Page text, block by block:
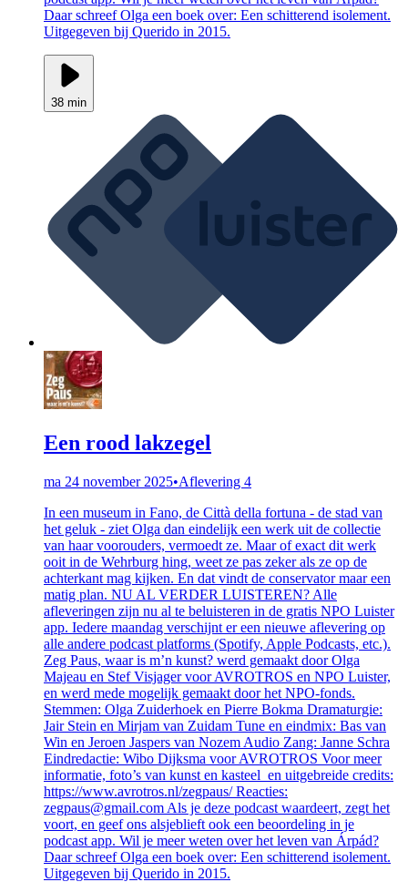
Daar schreef Olga een boek over: Een schitterend isolement.
Uitgegeven bij Querido in 2015.
38 min
Een rood lakzegel
ma 24 november 2025•Aflevering 4
In een museum in Fano, de Città della fortuna - de stad van
het geluk - ziet Olga dan eindelijk een werk uit de collectie
van haar voorouders, vermoedt ze. Maar of exact dit werk
ooit in de Wehrburg hing, weet ze pas zeker als ze op de
achterkant mag kijken. En dat vindt de conservator maar een
matig plan. NU AL VERDER LUISTEREN? Alle
afleveringen zijn nu al te beluisteren in de gratis NPO Luister
app. Iedere maandag verschijnt er een nieuwe aflevering op
alle andere podcast platforms (Spotify, Apple Podcasts, etc.).
Zeg Paus, waar is m’n kunst? werd gemaakt door Olga
Majeau en Stef Visjager voor AVROTROS en NPO Luister,
en werd mede mogelijk gemaakt door het NPO-fonds.
Stemmen: Olga Zuiderhoek en Pierre Bokma Dramaturgie:
Jair Stein en Mirjam van Zuidam Tune en eindmix: Bas van
Win en Jeroen Jaspers van Nozem Audio Zang: Janne Schra
Eindredactie: Wibo Dijksma voor AVROTROS Voor meer
informatie, foto’s van kunst en kasteel en uitgebreide credits:
https://www.avrotros.nl/zegpaus/ Reacties:
zegpaus@gmail.com Als je deze podcast waardeert, zegt het
voort, en geef ons alsjeblieft ook een beoordeling in je
podcast app. Wil je meer weten over het leven van Árpád?
Daar schreef Olga een boek over: Een schitterend isolement.
Uitgegeven bij Querido in 2015.